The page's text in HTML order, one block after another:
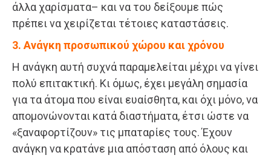
άλλα χαρίσματα– και να του δείξουμε πώς
πρέπει να χειρίζεται τέτοιες καταστάσεις.
3. Ανάγκη προσωπικού χώρου και χρόνου
Η ανάγκη αυτή συχνά παραμελείται μέχρι να γίνει
πολύ επιτακτική. Κι όμως, έχει μεγάλη σημασία
για τα άτομα που είναι ευαίσθητα, και όχι μόνο, να
απομονώνονται κατά διαστήματα, έτσι ώστε να
«ξαναφορτίζουν» τις μπαταρίες τους. Έχουν
ανάγκη να κρατάνε μια απόσταση από όλους και